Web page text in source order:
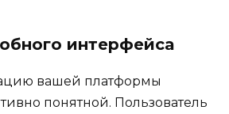
интерфейса
вашей платформы
понятной. Пользователь